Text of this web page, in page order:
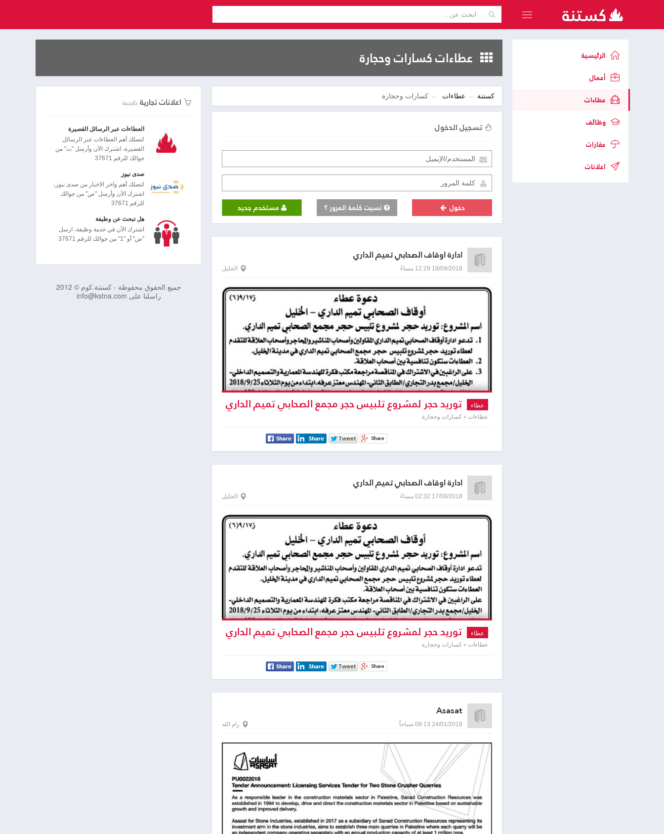
الرئيسية
أعمال
عطاءات
وظائف
عقارات
اعلانات
عطاءات كسارات وحجارة
اعلانات تجارية خارجية
العطاءات عبر الرسائل القصيرة
لتصلك أهم العطاءات عبر الرسائل
القصيرة، اشترك الآن وأرسل "ت" من
جوالك للرقم 37671
صدى نيوز
لتصلك أهم واخر الاخبار من صدى نيوز،
اشترك الآن وأرسل "ص" من جوالك
للرقم 37671
هل تبحث عن وظيفة
اشترك الآن في خدمة وظيفة، ارسل
"ض" أو "1" من جوالك للرقم 37671
جميع الحقوق محفوظة - كستنة.كوم © 2012
راسلنا على info@kstna.com
كستنة عطاءات كسارات وحجارة
تسجيل الدخول
دخول نسيت كلمة المرور ؟ مستخدم جديد
ادارة اوقاف الصحابي تميم الداري
18/09/2018 12:29 مساءً الخليل
عطاء توريد حجر لمشروع تلبيس حجر مجمع الصحابي تميم الداري
عطاءات » كسارات وحجارة
ادارة اوقاف الصحابي تميم الداري
17/09/2018 02:32 مساءً الخليل
عطاء توريد حجر لمشروع تلبيس حجر مجمع الصحابي تميم الداري
عطاءات » كسارات وحجارة
Asasat
24/01/2018 09:13 صباحاً رام الله